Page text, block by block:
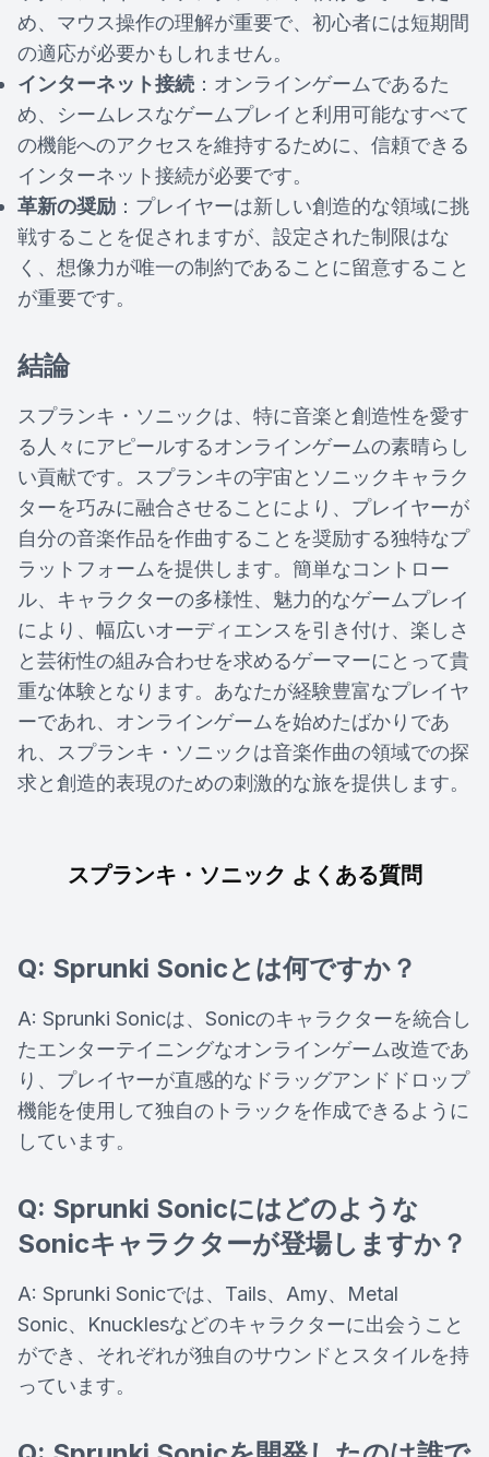
め、マウス操作の理解が重要で、初心者には短期間
の適応が必要かもしれません。
インターネット接続 ：オンラインゲームであるた
め、シームレスなゲームプレイと利用可能なすべて
の機能へのアクセスを維持するために、信頼できる
インターネット接続が必要です。
革新の奨励 ：プレイヤーは新しい創造的な領域に挑
戦することを促されますが、設定された制限はな
く、想像力が唯一の制約であることに留意すること
が重要です。
結論
スプランキ・ソニックは、特に音楽と創造性を愛す
る人々にアピールするオンラインゲームの素晴らし
い貢献です。スプランキの宇宙とソニックキャラク
ターを巧みに融合させることにより、プレイヤーが
自分の音楽作品を作曲することを奨励する独特なプ
ラットフォームを提供します。簡単なコントロー
ル、キャラクターの多様性、魅力的なゲームプレイ
により、幅広いオーディエンスを引き付け、楽しさ
と芸術性の組み合わせを求めるゲーマーにとって貴
重な体験となります。あなたが経験豊富なプレイヤ
ーであれ、オンラインゲームを始めたばかりであ
れ、スプランキ・ソニックは音楽作曲の領域での探
求と創造的表現のための刺激的な旅を提供します。
スプランキ・ソニック よくある質問
Q: Sprunki Sonicとは何ですか？
A: Sprunki Sonicは、Sonicのキャラクターを統合し
たエンターテイニングなオンラインゲーム改造であ
り、プレイヤーが直感的なドラッグアンドドロップ
機能を使用して独自のトラックを作成できるように
しています。
Q: Sprunki Sonicにはどのような
Sonicキャラクターが登場しますか？
A: Sprunki Sonicでは、Tails、Amy、Metal
Sonic、Knucklesなどのキャラクターに出会うこと
ができ、それぞれが独自のサウンドとスタイルを持
っています。